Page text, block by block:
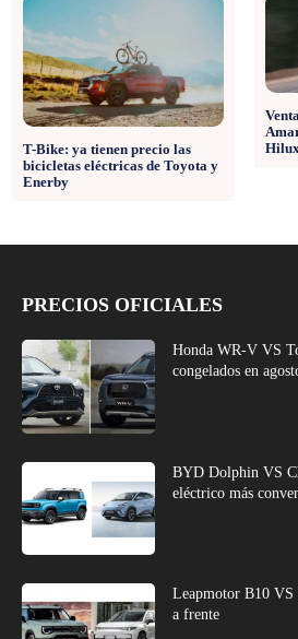
T-Bike: ya tienen precio las
bicicletas eléctricas de Toyota y
Enerby
PRECIOS OFICIALES
Honda WR-V VS
congelados en
BYD Dolphin VS
eléctrico más
Leapmotor B10 VS
a frente